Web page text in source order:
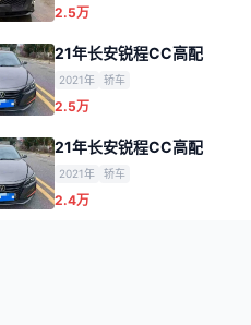
2.5万
21年长安锐程CC高配
2021年 轿车
2.5万
21年长安锐程CC高配
2021年 轿车
2.4万